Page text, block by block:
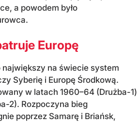
a powodem było
Europę
największy na świecie system
Syberię i Europę Środkową.
w latach 1960–64 (Drużba-1)
2). Rozpoczyna bieg
poprzez Samarę i Briańsk,